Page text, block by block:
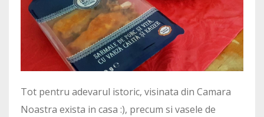
Tot pentru adevarul istoric, visinata din Camara
Noastra exista in casa :), precum si vasele de